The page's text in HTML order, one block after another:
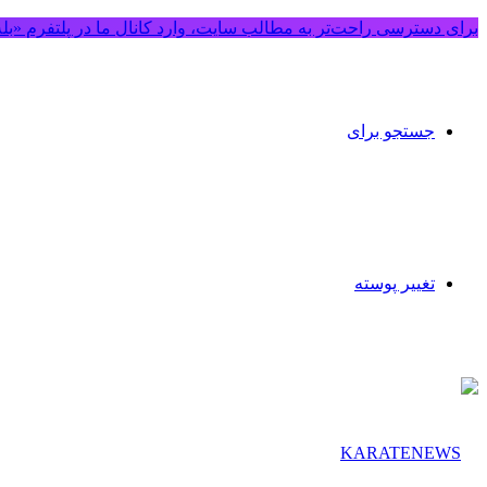
برای دسترسی راحت‌تر به مطالب سایت، وارد کانال ما در پلتفرم
جستجو برای
تغییر پوسته